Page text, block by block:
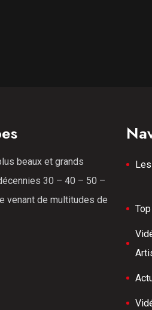
beaux et grands
30 – 40 – 50 –
venant de multitudes de